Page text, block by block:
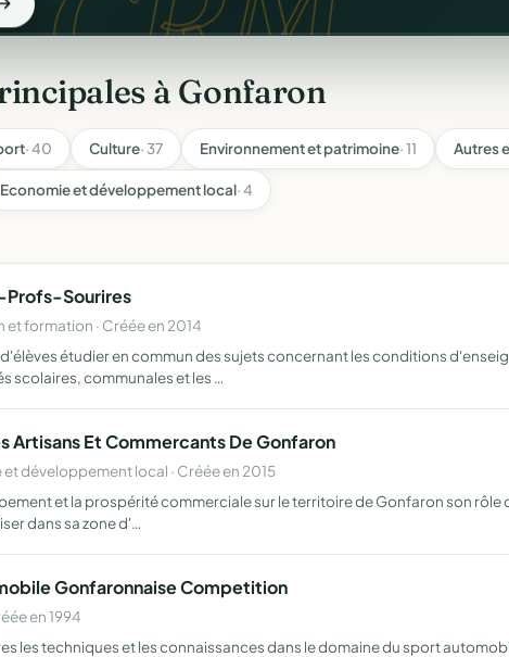
à Gonfaron
· 40 Culture· 37 Environnement et patrimoine· 11 Autres
Economie et développement local· 4
Profs-Sourires
formation · Créée en 2014
étudier en commun des sujets concernant les conditions
scolaires, communales et les …
Artisans Et Commercants De Gonfaron
développement local · Créée en 2015
et la prospérité commerciale sur le territoire de Gonfaron son
dans sa zone d'…
Gonfaronnaise Competition
en 1994
les techniques et les connaissances dans le domaine du sport